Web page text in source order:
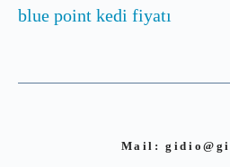
blue point kedi fiyatı
Mail: